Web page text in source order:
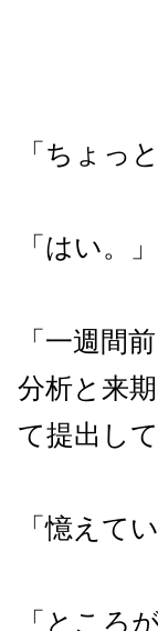
「ちょっ
「はい。」
「一週間
分析と来
て提出し
「憶えて
「ところ